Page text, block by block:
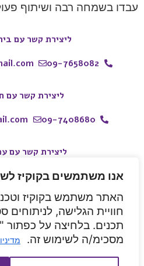
אנו משתמשים בקוקיז
האתר משתמש בקוקיז
חוויית הגלישה,
תכנים. בלחיצה על כפתור
מסכימ/ה לשימוש זה.
עבדו בשמחה רבה ושיתוף
ליצירת קשר עם
09-7658082
ליצירת קשר עם
09-7408680
ליצירת קשר עם
whatsapp
קהילת תמר בית ספר תמר
הצהרת נגישות מדיניות פרטיות|
קשר